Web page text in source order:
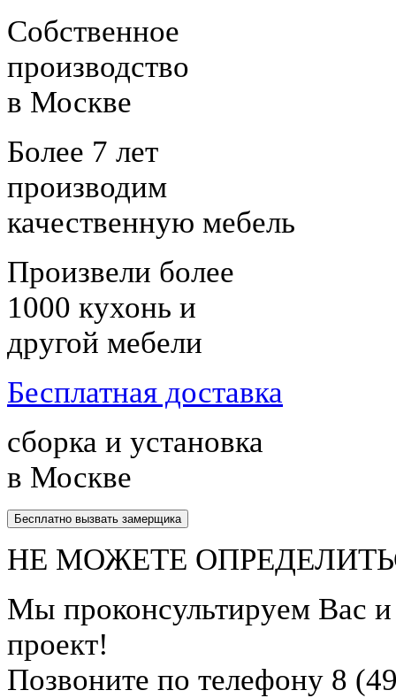
Собственное
производство
в Москве
Более 7 лет
производим
качественную мебель
Произвели более
1000 кухонь и
другой мебели
Бесплатная доставка
сборка и установка
в Москве
Бесплатно вызвать замерщика
НЕ МОЖЕТЕ
Мы проконсультируем Вас
проект!
Позвоните по телефону 8